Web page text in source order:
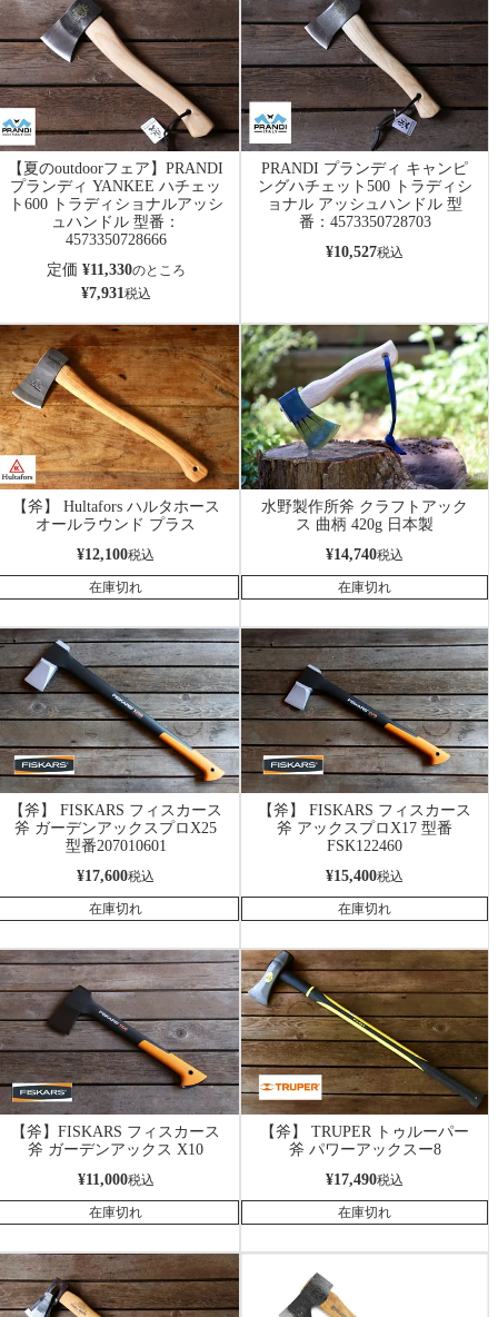
【夏のoutdoorフェア】PRANDI
プランディ YANKEE ハチェッ
ト600 トラディショナルアッシ
ュハンドル 型番：
4573350728666
定価 ¥11,330のところ
¥7,931税込
PRANDI プランディ キャンピ
ングハチェット500 トラディシ
ョナル アッシュハンドル 型
番：4573350728703
¥10,527税込
【斧】 Hultafors ハルタホース
オールラウンド プラス
¥12,100税込
在庫切れ
水野製作所斧 クラフトアック
ス 曲柄 420g 日本製
¥14,740税込
在庫切れ
【斧】 FISKARS フィスカース
斧 ガーデンアックスプロX25
型番207010601
¥17,600税込
在庫切れ
【斧】 FISKARS フィスカース
斧 アックスプロX17 型番
FSK122460
¥15,400税込
在庫切れ
【斧】FISKARS フィスカース
斧 ガーデンアックス X10
¥11,000税込
在庫切れ
【斧】 TRUPER トゥルーパー
斧 パワーアックスー8
¥17,490税込
在庫切れ